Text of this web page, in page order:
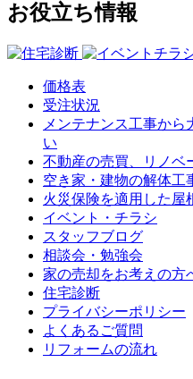
お役立ち情報
価格表
受注状況
メンテナンス工事から
い
不動産の売買、リノベ
空き家・建物の解体工
火災保険を適用した屋
イベント・チラシ
スタッフブログ
相談会・勉強会
家の売却をお考えの方
住宅診断
プライバシーポリシー
よくあるご質問
リフォームの流れ